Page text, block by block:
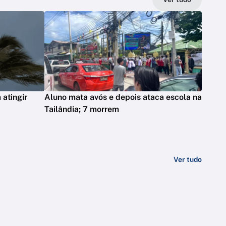
atingir
Aluno mata avós e depois ataca escola na
Tailândia; 7 morrem
Ver tudo